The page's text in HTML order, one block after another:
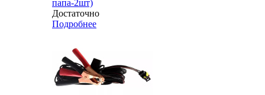
папа-2шт)
Достаточно
Подробнее